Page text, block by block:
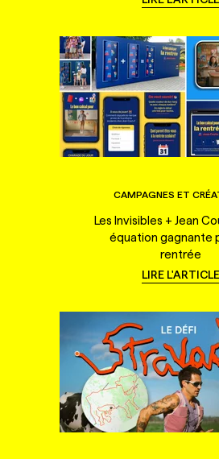
CAMPAGNES ET
Les Invisibles + Jean
équation gagnante
rentrée
LIRE L'ARTICLE